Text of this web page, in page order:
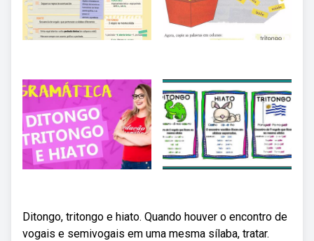
Ditongo, tritongo e hiato. Quando houver o encontro de
vogais e semivogais em uma mesma sílaba, tratar.